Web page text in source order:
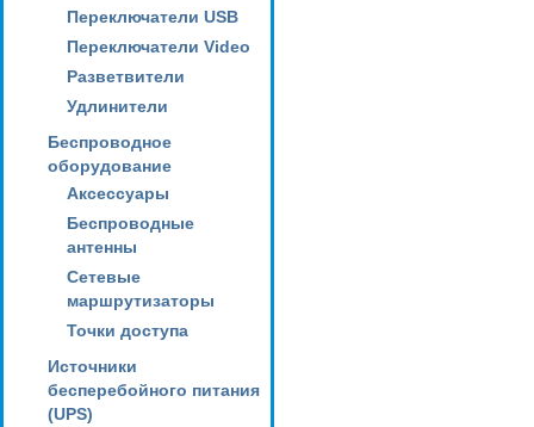
Переключатели USB
Переключатели Video
Разветвители
Удлинители
Беспроводное
оборудование
Аксессуары
Беспроводные
антенны
Сетевые
маршрутизаторы
Точки доступа
Источники
бесперебойного питания
(UPS)